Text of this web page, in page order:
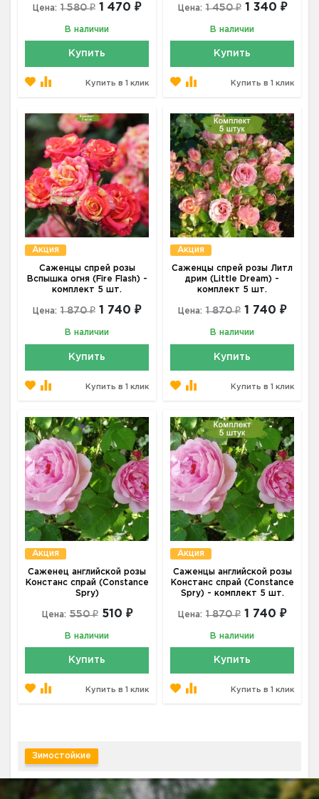
Цена: 1 580 ₽ 1 470 ₽
В наличии
Купить
Купить в 1 клик
Цена: 1 450 ₽ 1 340 ₽
В наличии
Купить
Купить в 1 клик
Акция
Саженцы спрей розы
Вспышка огня (Fire Flash) -
комплект 5 шт.
Цена: 1 870 ₽ 1 740 ₽
В наличии
Купить
Купить в 1 клик
Акция
Саженцы спрей розы Литл
дрим (Little Dream) -
комплект 5 шт.
Цена: 1 870 ₽ 1 740 ₽
В наличии
Купить
Купить в 1 клик
Акция
Саженец английской розы
Констанс спрай (Constance
Spry)
Цена: 550 ₽ 510 ₽
В наличии
Купить
Купить в 1 клик
Акция
Саженцы английской розы
Констанс спрай (Constance
Spry) - комплект 5 шт.
Цена: 1 870 ₽ 1 740 ₽
В наличии
Купить
Купить в 1 клик
Зимостойкие